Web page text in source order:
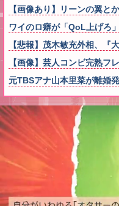
【画像あり】リーンの翼と
ワイのロ癖が「QoL上げろ
【悲報】茂木敏充外相、『
【画像】芸人コンビ完熟フ
元TBSアナ山本里菜が離婚